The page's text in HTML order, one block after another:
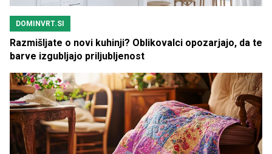
DOMINVRT.SI
Razmišljate o novi kuhinji? Oblikovalci opozarjajo, da te
barve izgubljajo priljubljenost